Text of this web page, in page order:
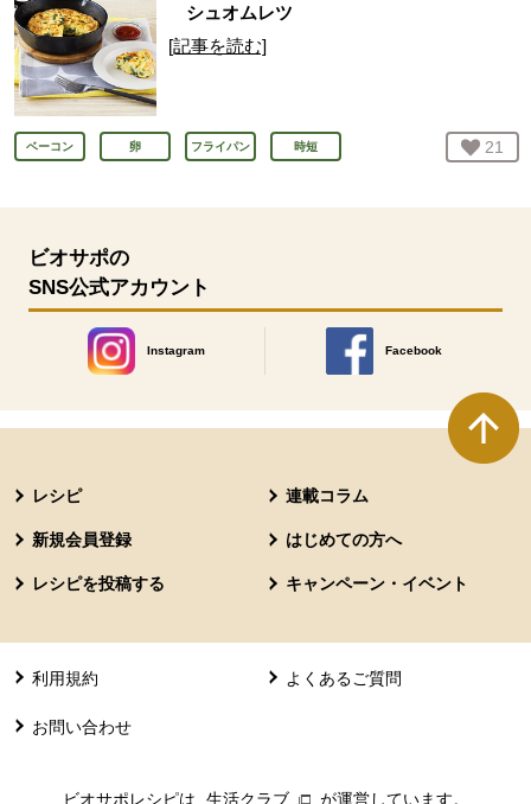
シュオムレツ
[記事を読む]
ベーコン 卵 フライパン 時短 お気
21
ビオサポの
SNS公式アカウント
Instagram
別のウィンドウで開きます。
Facebook
別のウィンドウで開きます
レシピ 連載コラム
新規会員登録 はじめての方へ
レシピを投稿する キャンペーン・イベント
利用規約 よくあるご質問
お問い合わせ
ビオサポレシピは 生活クラブ 別のウィンドウで開きます。
が運営しています。